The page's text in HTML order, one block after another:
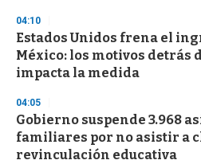
04:10
Estados Unidos frena el
México: los motivos detrás
impacta la medida
04:05
Gobierno suspende 3.968
familiares por no asistir a
revinculación educativa